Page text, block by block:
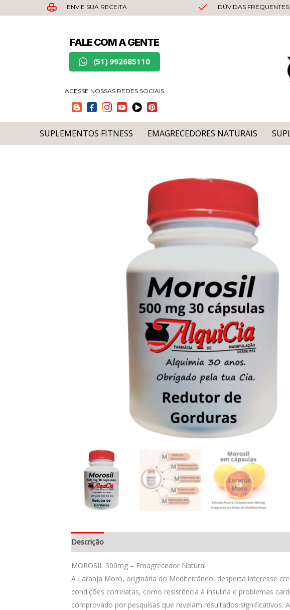
para
ENVIE SUA RECEITA DÚVIDAS
FALE COM A GENTE
(51) 992685110
ACESSE NOSSAS REDES SOCIAIS
SUPLEMENTOS FITNESS EMAGRECEDORES NATURAIS
Descrição
MOROSIL 500mg – Emagrecedor Natural
A Laranja Moro, originária do Mediterrâneo, desperta interesse
condições correlatas, como resistência à insulina e problemas
comprovado por pesquisas que revelam resultados